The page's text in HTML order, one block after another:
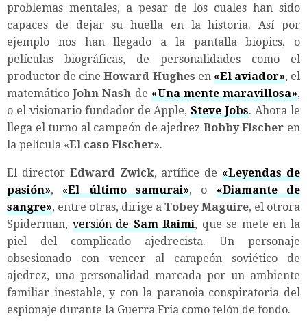
problemas mentales, a pesar de los cuales han sido
capaces de dejar su huella en la historia. Así por
ejemplo nos han llegado a la pantalla biopics, o
películas biográficas, de personalidades como el
productor de cineHoward Hughes en «El aviador», el
matemático John Nash de «Una mente maravillosa»,
o el visionario fundador de Apple,Steve Jobs. Ahora le
llega el turno al campeón de ajedrez Bobby Fischer en
la película «El caso Fischer».
El director Edward Zwick, artífice de«Leyendas de
pasión»,«El último samurai», o «Diamante de
sangre», entre otras, dirige a Tobey Maguire, el otrora
Spiderman, versión deSam Raimi, que se mete en la
piel del complicado ajedrecista. Un personaje
obsesionado con vencer al campeón soviético de
ajedrez, una personalidad marcada por un ambiente
familiar inestable, y con la paranoia conspiratoria del
espionaje durante la Guerra Fría como telón de fondo.